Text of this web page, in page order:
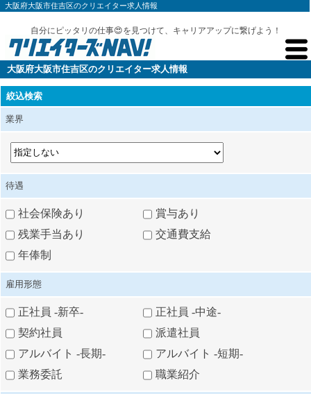
大阪府大阪市住吉区のクリエイター求人情報
自分にピッタリの仕事😍を見つけて、キャリアアップに繋げよう！
大阪府大阪市住吉区のクリエイター求人情報
絞込検索
業界
待遇
社会保険あり
賞与あり
残業手当あり
交通費支給
年俸制
雇用形態
正社員 -新卒-
正社員 -中途-
契約社員
派遣社員
アルバイト -長期-
アルバイト -短期-
業務委託
職業紹介